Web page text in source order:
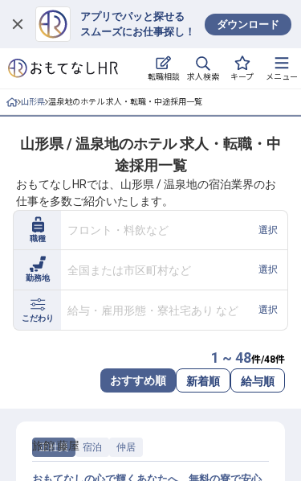
アプリでパッと探せる
スムーズにお仕事探し！
ダウンロード
転職相談 求人検索 キープ メニュー
ログイン
求人・施設を探す
就職・転職 合同説明会
おもてなしHRについて
ご利用の流れ
よくある質問
ホテル・宿泊業界情報コラム
転職サポートに申し込む
山形県 温泉地のホテル 求人・転職・中途採用一覧
山形県 / 温泉地のホテル 求人・転職・中
途採用一覧
おもてなしHRでは、山形県 / 温泉地の宿泊業界のお
仕事を多数ご紹介いたします。
職種
フロント・料飲など 選択
勤務地
全国または市区町村など 選択
こだわり
給与・雇用形態・寮社宅あり など 選択
1 ~ 48件/48件
おすすめ順 新着順 給与順
正社員 宿泊 仲居
旅館 藤屋